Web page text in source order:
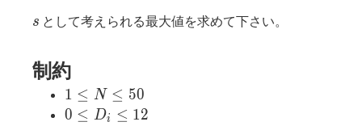
s
s として考えられる最大値を求めて下さい。
制約
1
\leq
1 ≤ N ≤ 50
0
0 ≤ Di ≤ 12